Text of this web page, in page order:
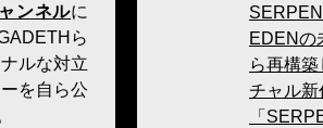
ンネルに
ら
ルな対立
を自ら公
EDENの
ら再構
チャル新
「